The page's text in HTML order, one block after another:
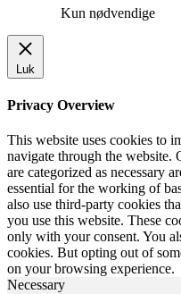
Kun nødvendige
Luk
Privacy Overview
This website uses cookies to
navigate through the website.
are categorized as necessary
essential for the working of
also use third-party cookies
you use this website. These
only with your consent. You
cookies. But opting out of
on your browsing experience.
Necessary